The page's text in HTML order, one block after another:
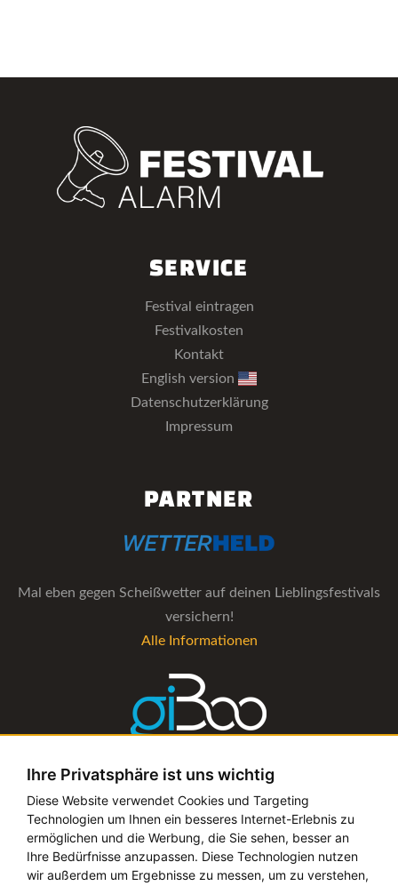
Ihre Privatsphäre ist uns wichtig
Diese Website verwendet Cookies und Targeting
Technologien um Ihnen ein besseres Internet-Erlebnis zu
ermöglichen und die Werbung, die Sie sehen, besser an
Ihre Bedürfnisse anzupassen. Diese Technologien nutzen
wir außerdem um Ergebnisse zu messen, um zu verstehen,
SERVICE
Festival eintragen
Festivalkosten
Kontakt
English version
Datenschutzerklärung
Impressum
PARTNER
Mal eben gegen Scheißwetter auf deinen Lieblingsfestivals
versichern!
Alle Informationen
Die Verwaltungs-Software für alle Künstler- und
Bookingagenturen
Alle Informationen